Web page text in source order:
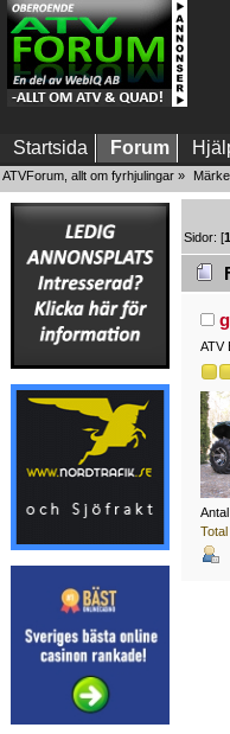
Startsida Forum
ATVForum, allt om fyrhjulingar »
Sidor: [
ATV